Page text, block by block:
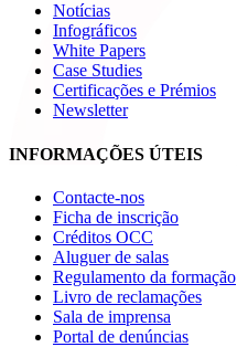
Notícias
Infográficos
White Papers
Case Studies
Certificações e Prémios
Newsletter
INFORMAÇÕES ÚTEIS
Contacte-nos
Ficha de inscrição
Créditos OCC
Aluguer de salas
Regulamento da formação
Livro de reclamações
Sala de imprensa
Portal de denúncias